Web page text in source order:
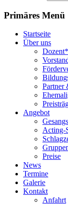
Primäres Menü
Startseite
Über uns
Partner
Angebot
Acting-
Preise
News
Termine
Galerie
Kontakt
Anfahrt